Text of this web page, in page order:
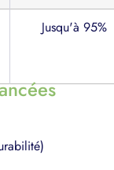
Jusqu'à 95%